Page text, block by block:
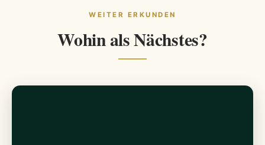
WEITER ERKUNDEN
Wohin als Nächstes?